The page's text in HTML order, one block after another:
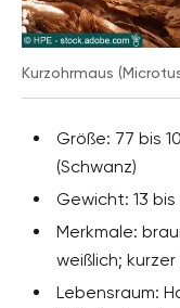
Kurzohrmaus
Größe: 77 bis
(Schwanz)
Gewicht: 13 bis
Merkmale:
weißlich;
Lebensraum: